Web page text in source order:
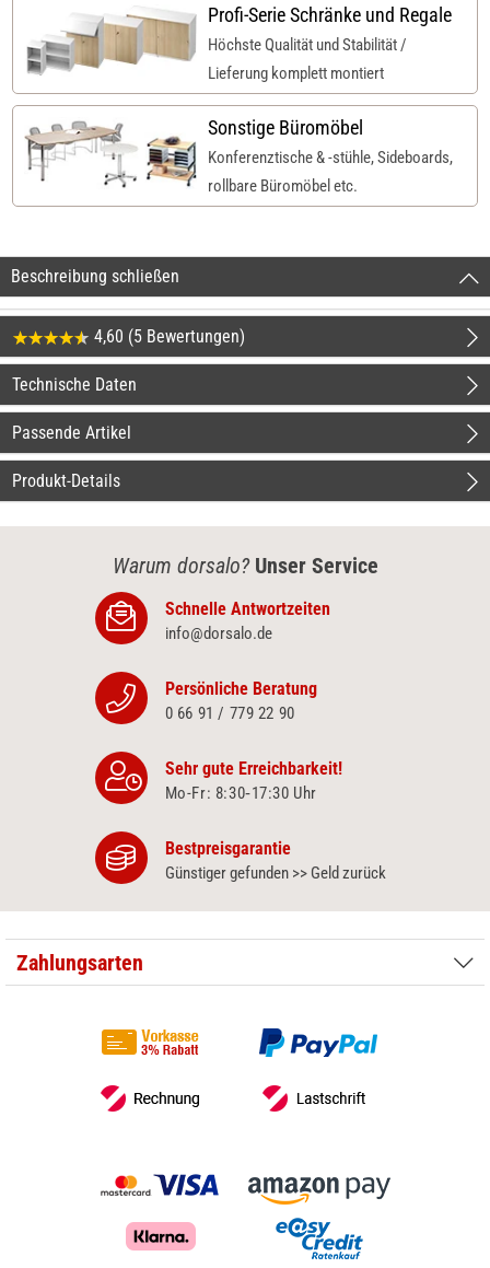
Profi-Serie Schränke und Regale
Höchste Qualität und Stabilität /
Lieferung komplett montiert
Sonstige Büromöbel
Konferenztische & -stühle, Sideboards,
rollbare Büromöbel etc.
Beschreibung schließen
4,60 (5 Bewertungen)
Technische Daten
Passende Artikel
Produkt-Details
Warum dorsalo? Unser Service
Schnelle Antwortzeiten
info@dorsalo.de
Persönliche Beratung
0 66 91 / 779 22 90
Sehr gute Erreichbarkeit!
Mo-Fr: 8:30‑17:30 Uhr
Bestpreisgarantie
Günstiger gefunden >> Geld zurück
Zahlungsarten